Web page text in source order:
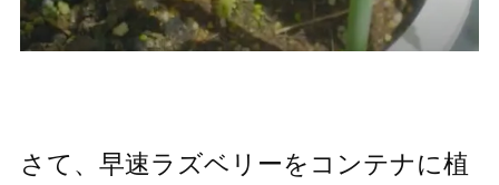
さて、早速ラズベリーをコンテナに植